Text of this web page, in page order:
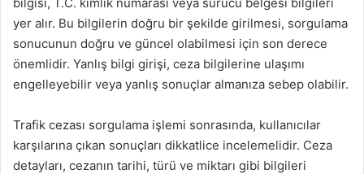
yer alır. Bu bilgilerin doğru bir şekilde girilmesi, sorgulama
sonucunun doğru ve güncel olabilmesi için son derece
önemlidir. Yanlış bilgi girişi, ceza bilgilerine ulaşımı
engelleyebilir veya yanlış sonuçlar almanıza sebep olabilir.
Trafik cezası sorgulama işlemi sonrasında, kullanıcılar
karşılarına çıkan sonuçları dikkatlice incelemelidir. Ceza
detayları, cezanın tarihi, türü ve miktarı gibi bilgileri